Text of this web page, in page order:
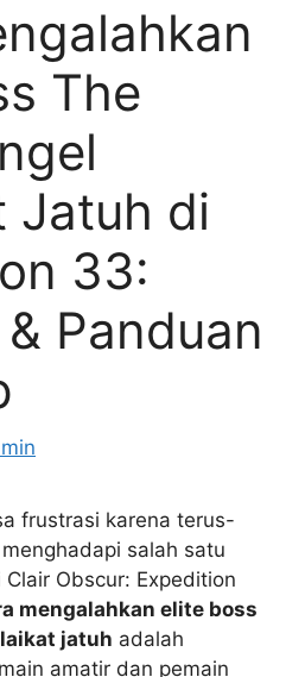
The
Jatuh di
33:
Panduan
frustrasi karena terus-
salah satu
Obscur: Expedition
mengalahkan elite boss
jatuh adalah
amatir dan pemain